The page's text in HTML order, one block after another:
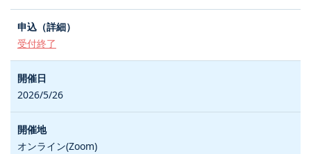
受付終了
2026/5/26
オンライン(Zoom)